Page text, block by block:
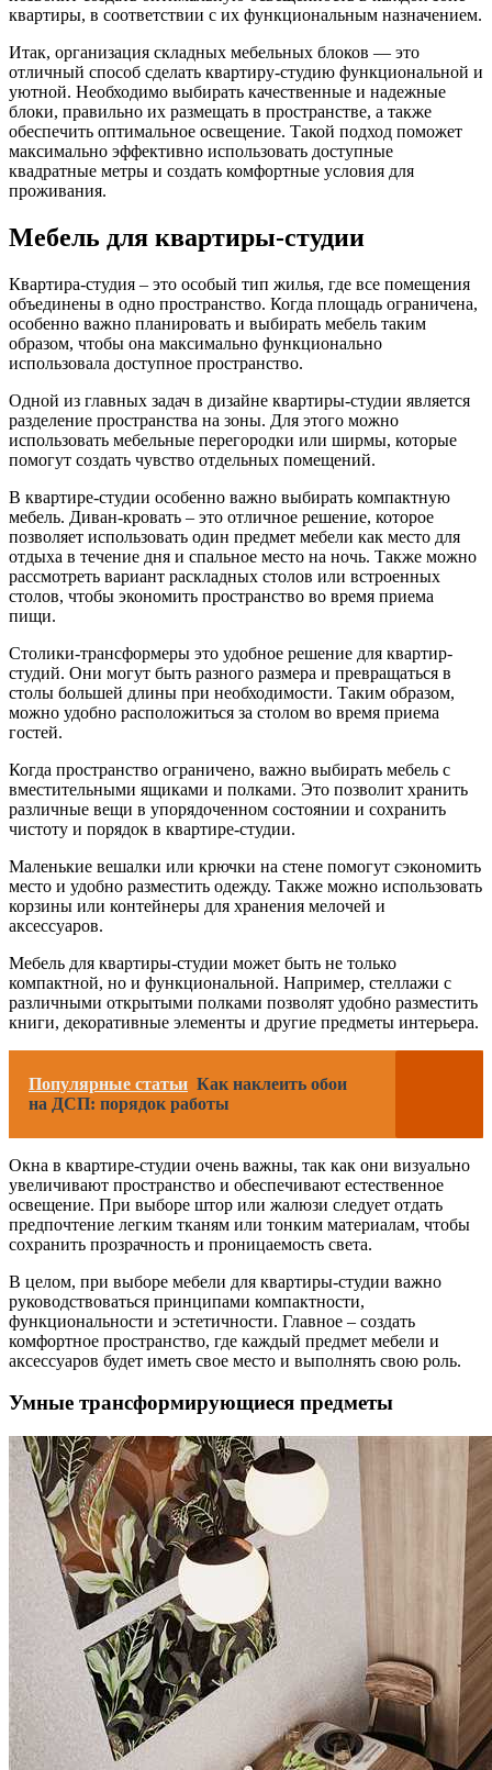
квартиры, в соответствии с их функциональным назначением.
Итак, организация складных мебельных блоков — это
отличный способ сделать квартиру-студию функциональной и
уютной. Необходимо выбирать качественные и надежные
блоки, правильно их размещать в пространстве, а также
обеспечить оптимальное освещение. Такой подход поможет
максимально эффективно использовать доступные
квадратные метры и создать комфортные условия для
проживания.
Мебель для квартиры-студии
Квартира-студия – это особый тип жилья, где все помещения
объединены в одно пространство. Когда площадь ограничена,
особенно важно планировать и выбирать мебель таким
образом, чтобы она максимально функционально
использовала доступное пространство.
Одной из главных задач в дизайне квартиры-студии является
разделение пространства на зоны. Для этого можно
использовать мебельные перегородки или ширмы, которые
помогут создать чувство отдельных помещений.
В квартире-студии особенно важно выбирать компактную
мебель. Диван-кровать – это отличное решение, которое
позволяет использовать один предмет мебели как место для
отдыха в течение дня и спальное место на ночь. Также можно
рассмотреть вариант раскладных столов или встроенных
столов, чтобы экономить пространство во время приема
пищи.
Столики-трансформеры это удобное решение для квартир-
студий. Они могут быть разного размера и превращаться в
столы большей длины при необходимости. Таким образом,
можно удобно расположиться за столом во время приема
гостей.
Когда пространство ограничено, важно выбирать мебель с
вместительными ящиками и полками. Это позволит хранить
различные вещи в упорядоченном состоянии и сохранить
чистоту и порядок в квартире-студии.
Маленькие вешалки или крючки на стене помогут сэкономить
место и удобно разместить одежду. Также можно использовать
корзины или контейнеры для хранения мелочей и
аксессуаров.
Мебель для квартиры-студии может быть не только
компактной, но и функциональной. Например, стеллажи с
различными открытыми полками позволят удобно разместить
книги, декоративные элементы и другие предметы интерьера.
Популярные статьи Как наклеить обои
на ДСП: порядок работы
Окна в квартире-студии очень важны, так как они визуально
увеличивают пространство и обеспечивают естественное
освещение. При выборе штор или жалюзи следует отдать
предпочтение легким тканям или тонким материалам, чтобы
сохранить прозрачность и проницаемость света.
В целом, при выборе мебели для квартиры-студии важно
руководствоваться принципами компактности,
функциональности и эстетичности. Главное – создать
комфортное пространство, где каждый предмет мебели и
аксессуаров будет иметь свое место и выполнять свою роль.
Умные трансформирующиеся предметы